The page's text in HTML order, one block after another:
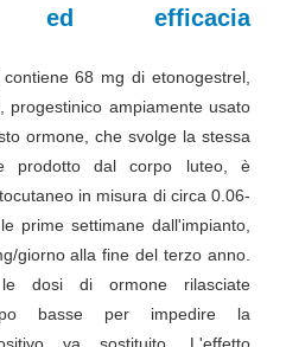
ed efficacia
68 mg di etonogestrel,
progestinico ampiamente usato
ormone, che svolge la stessa
prodotto dal corpo luteo, è
in misura di circa 0.06-
prime settimane dall'impianto,
giorno alla fine del terzo anno.
dosi di ormone rilasciate
basse per impedire la